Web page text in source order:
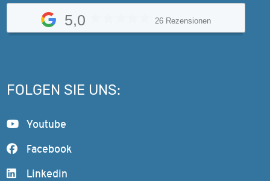
5,0 26 Rezensionen
FOLGEN SIE UNS:
Youtube
Facebook
Linkedin